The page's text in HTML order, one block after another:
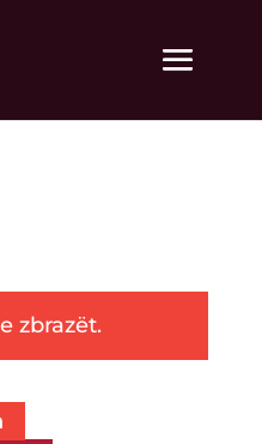
zbrazët.